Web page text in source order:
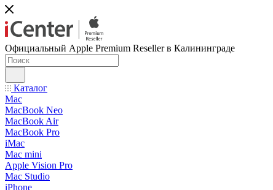
Официальный Apple Premium Reseller в Калининграде
Каталог
Mac
MacBook Neo
MacBook Air
MacBook Pro
iMac
Mac mini
Apple Vision Pro
Mac Studio
iPhone